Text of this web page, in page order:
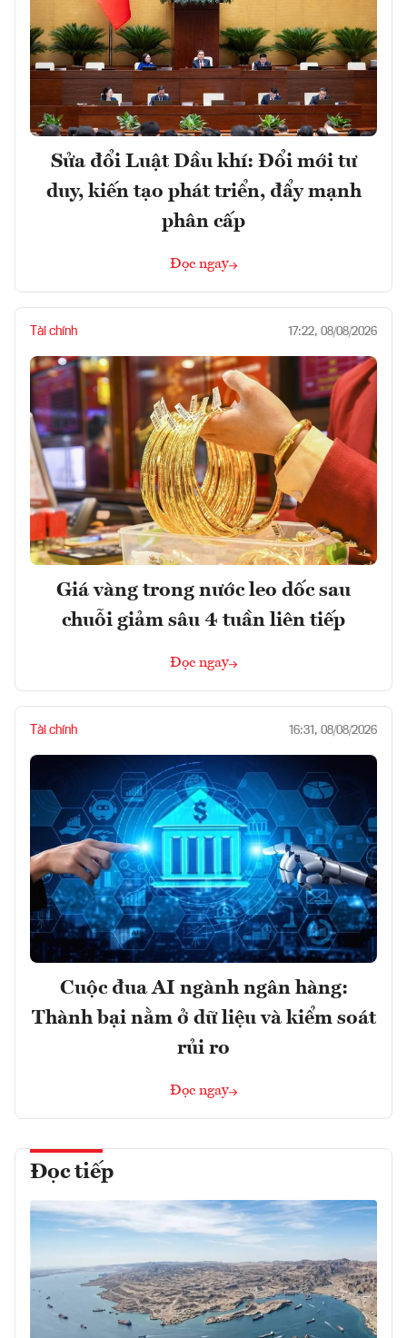
Sửa đổi Luật Dầu khí: Đổi mới tư
duy, kiến tạo phát triển, đẩy mạnh
phân cấp
Đọc ngay
Tài chính 17:22, 08/08/2026
Giá vàng trong nước leo dốc sau
chuỗi giảm sâu 4 tuần liên tiếp
Đọc ngay
Tài chính 16:31, 08/08/2026
Cuộc đua AI ngành ngân hàng:
Thành bại nằm ở dữ liệu và kiểm soát
rủi ro
Đọc ngay
Đọc tiếp